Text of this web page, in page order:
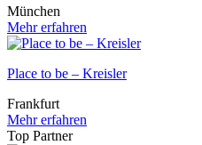
München
Mehr erfahren
Place to be – Kreisler
Frankfurt
Mehr erfahren
Top Partner